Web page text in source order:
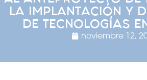
LA IMPLANTACIÓN Y
DE TECNOLOGÍAS
noviembre 12,